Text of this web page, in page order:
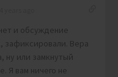
и обсуждение
зафиксировали. Вера
ну или замкнутый
Я вам ничего не